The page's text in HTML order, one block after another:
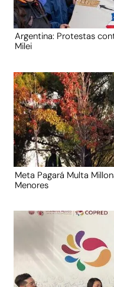
Argentina: Protestas
Milei
Meta Pagará Multa
Menores